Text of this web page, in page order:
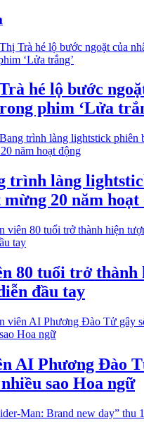
hé lộ bước
phim ‘Lửa
trình làng
mừng 20 năm hoạt
80 tuổi trở thành
đầu tay
AI Phương Đào
sao Hoa ngữ